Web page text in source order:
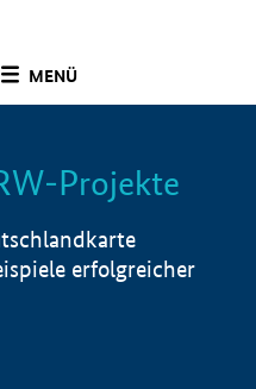
MENÜ
Info
Projekte
erfolgreicher